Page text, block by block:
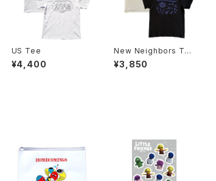
US Tee
¥4,400
New Neighbors T-s
hirts
¥3,850